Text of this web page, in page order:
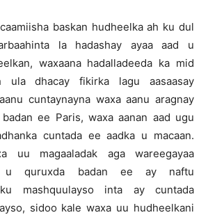
baskan hudheelka ah ku dul
la hadashay ayaa aad u
waxaana hadalladeeda ka mid
ula dhacay fikirka lagu aasaasay
cuntaynayna waxa aanu aragnay
ee Paris, waxa aanan aad ugu
cuntada ee aadka u macaan.
uu magaaladak aga wareegayaa
u quruxda badan ee ay naftu
ku mashquulayso inta ay cuntada
sidoo kale waxa uu hudheelkani